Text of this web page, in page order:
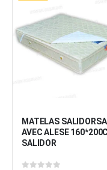
MATELAS
AVEC ALESE
SALIDOR